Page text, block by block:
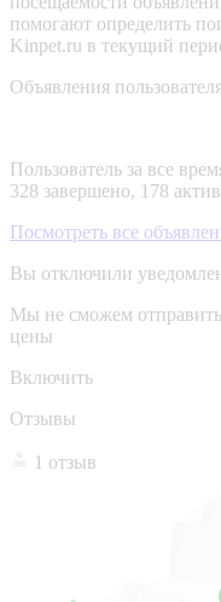
помогают определить
Kinpet.ru в текущий
Объявления
Пользователь за все
328 завершено, 178
Посмотреть все
Вы отключили
Мы не сможем
цены
Включить
Отзывы
1 отзыв